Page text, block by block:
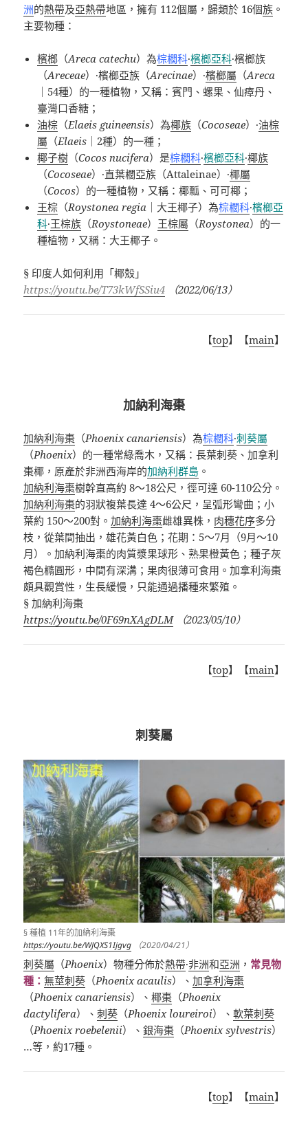
洲的熱帶及亞熱帶地區，擁有 112個屬，歸類於 16個族 。
主要物種：
檳榔 （Areca catechu）為棕櫚科·檳榔亞科·檳榔族
（Areceae） ·檳榔亞族（Arecinae） ·檳榔屬 （Areca
｜ 54種）的一種植物，又稱：賓門、螺果、仙瘴丹、
臺灣口香糖；
油棕 （Elaeis guineensis）為椰族 （Cocoseae） ·油棕
屬 （Elaeis ｜ 2種）的一種；
椰子樹 （Cocos nucifera）是棕櫚科·檳榔亞科·椰族
（Cocoseae） ·直葉櫚亞族（Attaleinae） ·椰屬
（Cocos）的一種植物，又稱：椰瓢、可可椰 ；
王棕 （Roystonea regia ｜大王椰子）為棕櫚科·檳榔亞
科·王棕族 （Roystoneae） 王棕屬 （Roystonea）的一
種植物，又稱：大王椰子。
§ 印度人如何利用「椰殼」
https://youtu.be/T73kWfSSiu4
（2022/06/13）
【top】【main】
加納利海棗
加納利海棗 （Phoenix canariensis）為棕櫚科·刺葵屬
（Phoenix）的一種常綠喬木，又稱：長葉刺葵、加拿利
棗椰，原產於非洲西海岸的加納利群島 。
加納利海棗樹幹直高約 8～18公尺，徑可達 60-110公分。
加納利海棗的羽狀複葉長達 4～6公尺，呈弧形彎曲；小
葉約 150～200對。加納利海棗雌雄異株， 肉穗花序多分
枝，從葉間抽出，雄花黃白色；花期： 5～7月（9月～10
月）。加納利海棗的肉質漿果球形、熟果橙黃色；種子灰
褐色橢圓形，中間有深溝；果肉很薄可食用。加拿利海棗
頗具觀賞性，生長緩慢，只能通過播種來繁殖。
§加納利海棗
https://youtu.be/0F69nXAgDLM
（2023/05/10）
【top】【main】
刺葵屬
§ 種植 11年的加納利海棗
https://youtu.be/WJQXS1Ijgvg （2020/04/21）
刺葵屬 （Phoenix）物種分佈於熱帶·非洲和亞洲 ， 常見物
種：無莖刺葵 （Phoenix acaulis）、加拿利海棗
（Phoenix canariensis）、椰棗 （Phoenix
dactylifera）、刺葵 （Phoenix loureiroi）、軟葉刺葵
（Phoenix roebelenii）、銀海棗 （Phoenix sylvestris）
…等，約17種。
【top】【main】